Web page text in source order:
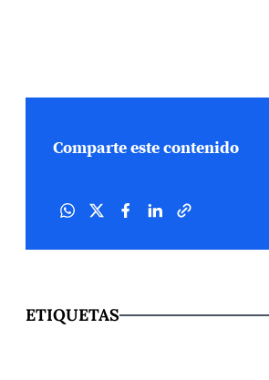
Comparte este contenido
ETIQUETAS